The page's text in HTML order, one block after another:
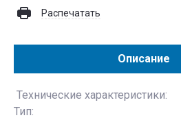
Распечатать
Описание
Технические характеристики:
Тип: